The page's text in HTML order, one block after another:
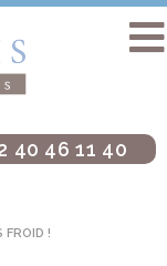
40 46 11 40
FROID !